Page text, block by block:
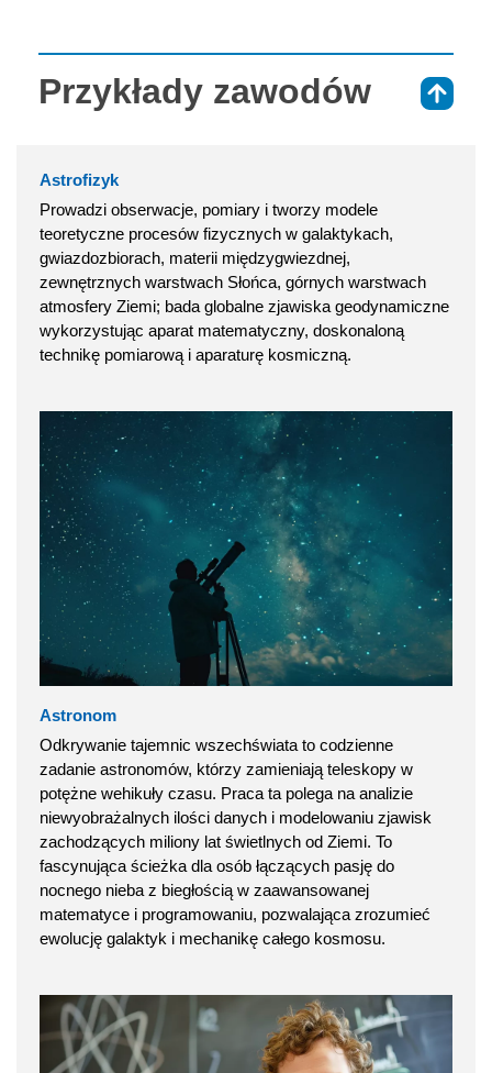
Przykłady zawodów
Astrofizyk
Prowadzi obserwacje, pomiary i tworzy modele
teoretyczne procesów fizycznych w galaktykach,
gwiazdozbiorach, materii międzygwiezdnej,
zewnętrznych warstwach Słońca, górnych warstwach
atmosfery Ziemi; bada globalne zjawiska geodynamiczne
wykorzystując aparat matematyczny, doskonaloną
technikę pomiarową i aparaturę kosmiczną.
Astronom
Odkrywanie tajemnic wszechświata to codzienne
zadanie astronomów, którzy zamieniają teleskopy w
potężne wehikuły czasu. Praca ta polega na analizie
niewyobrażalnych ilości danych i modelowaniu zjawisk
zachodzących miliony lat świetlnych od Ziemi. To
fascynująca ścieżka dla osób łączących pasję do
nocnego nieba z biegłością w zaawansowanej
matematyce i programowaniu, pozwalająca zrozumieć
ewolucję galaktyk i mechanikę całego kosmosu.